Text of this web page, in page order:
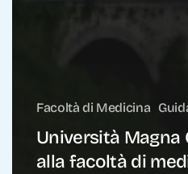
Facoltà di Medicina
Università Magna
alla facoltà di